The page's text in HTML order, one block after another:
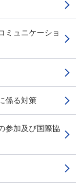
ュニケーショ
係る対策
参加及び国際協